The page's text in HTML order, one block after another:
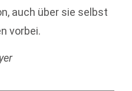
auch über sie selbst
vorbei.